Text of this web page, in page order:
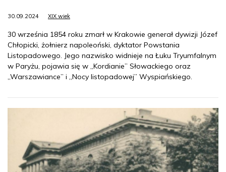
30.09.2024 XIX wiek
30 września 1854 roku zmarł w Krakowie generał dywizji Józef
Chłopicki, żołnierz napoleoński, dyktator Powstania
Listopadowego. Jego nazwisko widnieje na Łuku Tryumfalnym
w Paryżu, pojawia się w „Kordianie” Słowackiego oraz
„Warszawiance” i „Nocy listopadowej” Wyspiańskiego.